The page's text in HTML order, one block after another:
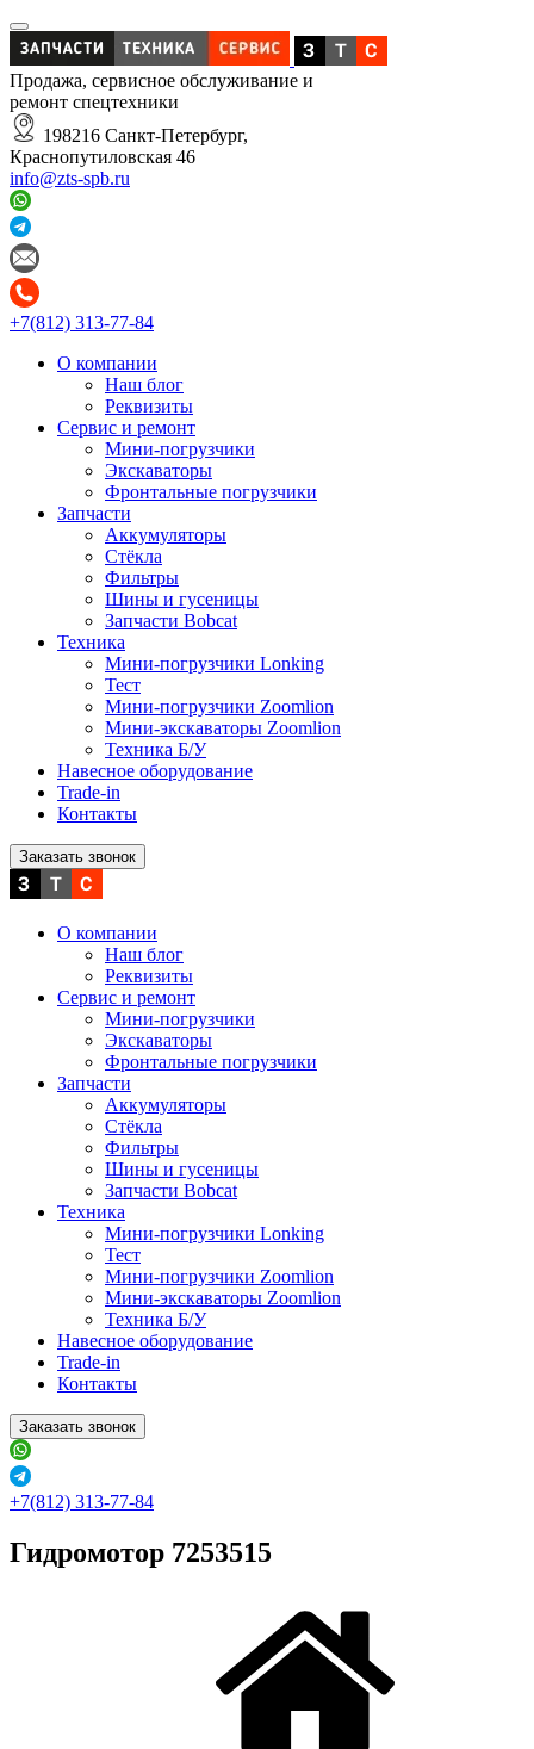
Продажа, сервисное обслуживание и
ремонт спецтехники
198216 Санкт-Петербург,
Краснопутиловская 46
info@zts-spb.ru
+7(812) 313-77-84
О компании
Наш блог
Реквизиты
Сервис и ремонт
Мини-погрузчики
Экскаваторы
Фронтальные погрузчики
Запчасти
Аккумуляторы
Стёкла
Фильтры
Шины и гусеницы
Запчасти Bobcat
Техника
Мини-погрузчики Lonking
Тест
Мини-погрузчики Zoomlion
Мини-экскаваторы Zoomlion
Техника Б/У
Навесное оборудование
Trade-in
Контакты
Заказать звонок
О компании
Наш блог
Реквизиты
Сервис и ремонт
Мини-погрузчики
Экскаваторы
Фронтальные погрузчики
Запчасти
Аккумуляторы
Стёкла
Фильтры
Шины и гусеницы
Запчасти Bobcat
Техника
Мини-погрузчики Lonking
Тест
Мини-погрузчики Zoomlion
Мини-экскаваторы Zoomlion
Техника Б/У
Навесное оборудование
Trade-in
Контакты
Заказать звонок
+7(812) 313-77-84
Гидромотор 7253515